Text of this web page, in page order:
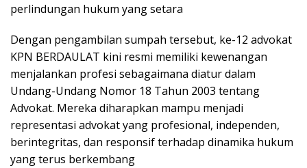
perlindungan hukum yang setara
Dengan pengambilan sumpah tersebut, ke-12 advokat
KPN BERDAULAT kini resmi memiliki kewenangan
menjalankan profesi sebagaimana diatur dalam
Undang-Undang Nomor 18 Tahun 2003 tentang
Advokat. Mereka diharapkan mampu menjadi
representasi advokat yang profesional, independen,
berintegritas, dan responsif terhadap dinamika hukum
yang terus berkembang